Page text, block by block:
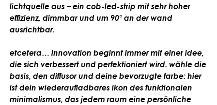
lichtquelle aus – ein cob-led-strip mit sehr hoher
effizienz, dimmbar und um 90° an der wand
ausrichtbar.
etcetera… innovation beginnt immer mit einer idee,
die sich verbessert und perfektioniert wird. wähle die
basis, den diffusor und deine bevorzugte farbe: hier
ist dein wiederaufladbares ikon des funktionalen
minimalismus, das jedem raum eine persönliche